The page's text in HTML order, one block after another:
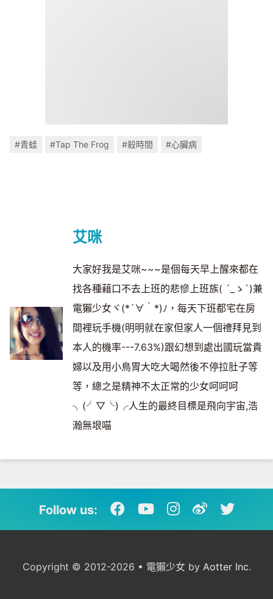
#青蛙 #Tap The Frog #殺時間 #心臟病
艾咪
大家好我是艾咪~~~是個每天早上醒來都在
找各種藉口不去上班的悲慘上班族( ´_ゝ`)兼
電獺少女ヾ(*´∀｀*)ﾉ，每天下班都宅在房
間裡玩手機(明明就在家但家人一個禮拜見到
本人的機率---7.63%)跟幻想到處出國玩當貴
婦以及用小鳥胃大吃大喝然後不停拉肚子等
等，總之是精神不太正常的少女呵呵呵
╮(╯▽╰)╭人生的最終目標是飛向宇宙,浩
瀚無垠喵
Follow us:
Copyright © 2012-2026 • 電獺少女 by Aotter Inc.